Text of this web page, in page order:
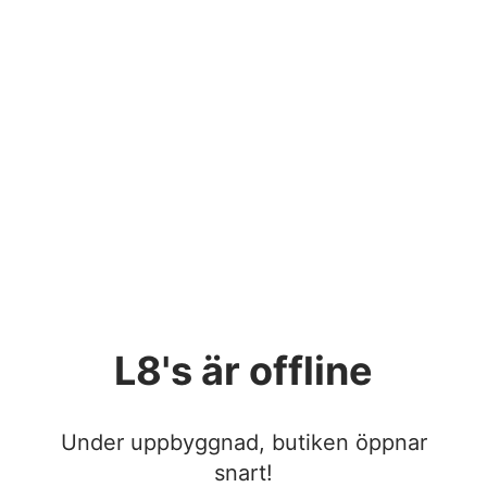
L8's är offline
Under uppbyggnad, butiken öppnar
snart!